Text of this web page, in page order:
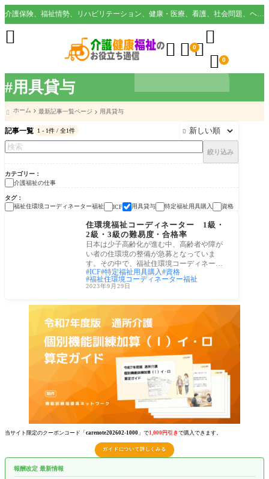
#用具貸与
介護保険、福祉情勢、リハビリテーション、健康・医療、看護、社会問題、ヘルスケア業界など様々な切り口から役立つ情報を配信。
  0

 0

 ホーム 最新記事一覧ページ 用具貸与
記事一覧 1 - 1件 / 全1件 
絞り込み
カテゴリー
介護福祉の仕事
タグ
福祉住環境コーディネーター福祉
ICF 用具貸与 特定福祉用具購入 資格
介護福祉の仕事
住環境福祉コーディネーター 1級・
2級・3級の難易度・合格率
日本は少子高齢化が進む中、高齢者や障が
い者の住環境の整備が急募となっていま
す。その中で、福祉住環境コーディネータ
ーという
ICF 特定福祉用具購入
資格
福祉住環境コーディネーター福祉
2023年9月29日
当サイト限定のクーポンコード「 carenote202602-1000 」で1,000円引きで購入できます。
ガイドについて詳しくみる
報酬改定 最新情報